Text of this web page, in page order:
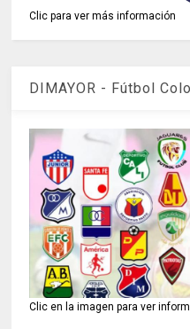
Clic para ver más información
DIMAYOR - Fútbol
Clic en la imagen para ver